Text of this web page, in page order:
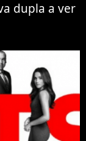
dupla a ver